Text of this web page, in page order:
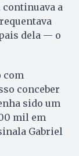
continuava a
dela — o
com
conceber
sido um
mil em
Gabriel